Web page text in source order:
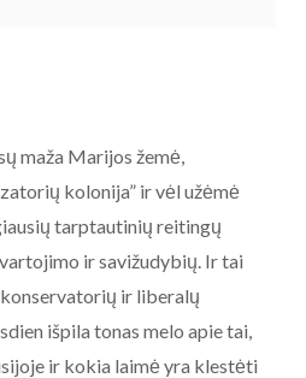
maža Marijos žemė,
kolonija” ir vėl užėmė
tarptautinių reitingų
ir savižudybių. Ir tai
ir liberalų
išpila tonas melo apie tai,
ir kokia laimė yra klestėti